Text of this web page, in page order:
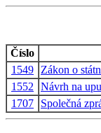
Číslo
1549
Zákon o
1552
Návrh na
1707
Společná